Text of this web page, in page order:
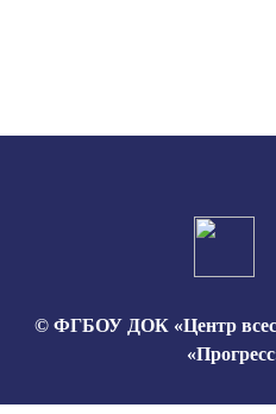
© ФГБОУ ДОК «Центр